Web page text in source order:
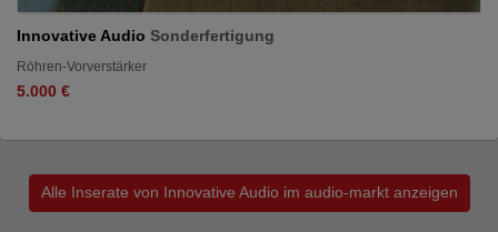
Innovative Audio Sonderfertigung
Röhren-Vorverstärker
5.000 €
Alle Inserate von Innovative Audio im audio-markt anzeigen